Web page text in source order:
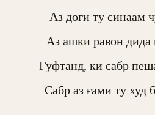
Аз доғи ту синаам
Аз ашки равон дида
Гуфтанд, ки сабр
Сабр аз ғами ту худ